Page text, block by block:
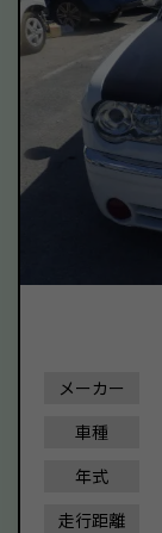
メーカー
車種
年式
走行距離